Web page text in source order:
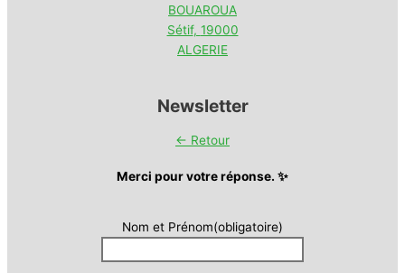
BOUAROUA
Sétif, 19000
ALGERIE
Newsletter
← Retour
Merci pour votre réponse. ✨
Nom et Prénom(obligatoire)